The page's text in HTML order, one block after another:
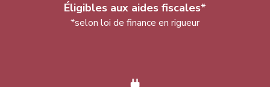
Éligibles aux aides fiscales*
*selon loi de finance en rigueur